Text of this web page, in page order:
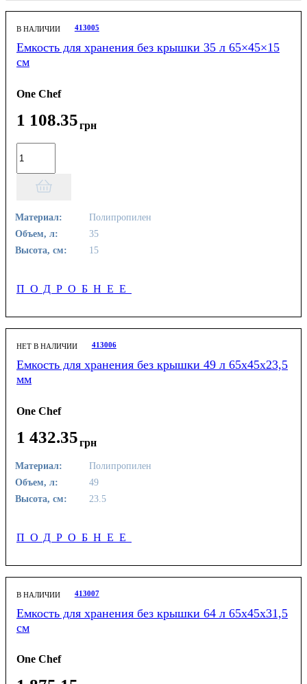
В НАЛИЧИИ 413005
Емкость для хранения без крышки 35 л 65×45×15
см
One Chef
1 108.35грн
Материал:
Полипропилен
Объем, л:
35
Высота, см:
15
ПОДРОБНЕЕ
НЕТ В НАЛИЧИИ 413006
Емкость для хранения без крышки 49 л 65х45х23,5
мм
One Chef
1 432.35грн
Материал:
Полипропилен
Объем, л:
49
Высота, см:
23.5
ПОДРОБНЕЕ
В НАЛИЧИИ 413007
Емкость для хранения без крышки 64 л 65х45х31,5
см
One Chef